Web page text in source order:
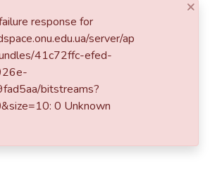
of the psycho-emotional state of refugee
×
response for
server/ap
41c72ffc-efed-
bitstreams?
0 Unknown